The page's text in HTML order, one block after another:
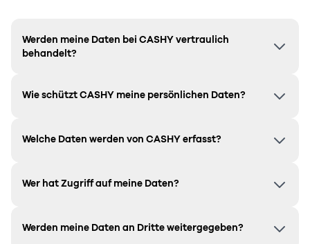
Werden meine Daten bei CASHY vertraulich
behandelt?
Wie schützt CASHY meine persönlichen Daten?
Welche Daten werden von CASHY erfasst?
Wer hat Zugriff auf meine Daten?
Werden meine Daten an Dritte weitergegeben?